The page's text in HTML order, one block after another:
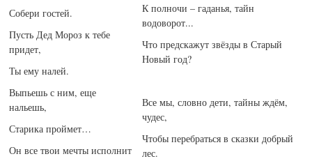
Собери гостей.
Пусть Дед Мороз к тебе
придет,
Ты ему налей.
Выпьешь с ним, еще
нальешь,
Старика проймет…
Он все твои мечты исполнит
К полночи – гаданья, тайн
водоворот...
Что предскажут звёзды в Старый
Новый год?
Все мы, словно дети, тайны ждём,
чудес,
Чтобы перебраться в сказки добрый
лес.